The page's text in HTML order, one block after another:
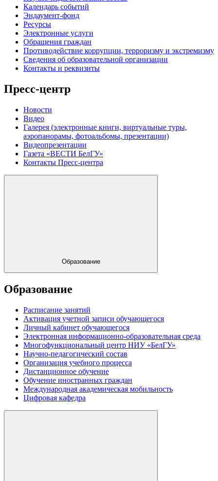
Календарь событий
Эндаумент-фонд
Ресурсы
Электронные услуги
Обращения граждан
Противодействие коррупции, терроризму и экстремизму
Сведения об образовательной организации
Контакты и реквизиты
Пресс-центр
Новости
Видео
Галерея (электронные книги, виртуальные туры,
аэропанорамы, фотоальбомы, презентации)
Видеопрезентации
Газета «ВЕСТИ БелГУ»
Контакты Пресс-центра
Образование
Образование
Расписание занятий
Активация учетной записи обучающегося
Личный кабинет обучающегося
Электронная информационно-образовательная среда
Многофункциональный центр НИУ «БелГУ»
Научно-педагогический состав
Организация учебного процесса
Дистанционное обучение
Обучение иностранных граждан
Международная академическая мобильность
Цифровая кафедра